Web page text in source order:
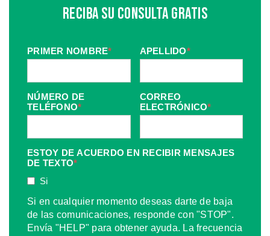
Reciba Su Consulta Gratis
PRIMER NOMBRE* APELLIDO*
NÚMERO DE
TELÉFONO*
CORREO
ELECTRÓNICO*
ESTOY DE ACUERDO EN RECIBIR MENSAJES
DE TEXTO*
Si
Si en cualquier momento deseas darte de baja
de las comunicaciones, responde con "STOP".
Envía "HELP" para obtener ayuda. La frecuencia